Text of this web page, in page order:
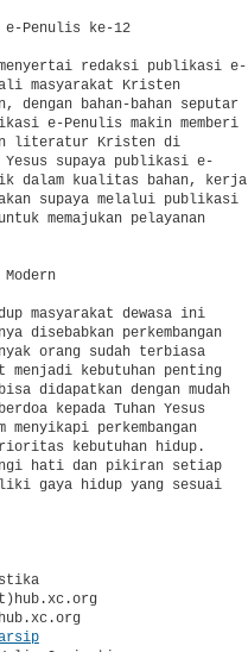
e-Penulis ke-12
menyertai redaksi publikasi e-
masyarakat Kristen
bahan-bahan seputar
e-Penulis makin memberi
literatur Kristen di
supaya publikasi e-
dalam kualitas bahan, kerja
supaya melalui publikasi
memajukan pelayanan
masyarakat dewasa ini
disebabkan perkembangan
orang sudah terbiasa
kebutuhan penting
didapatkan dengan mudah
kepada Tuhan Yesus
perkembangan
kebutuhan hidup.
hati dan pikiran setiap
gaya hidup yang sesuai